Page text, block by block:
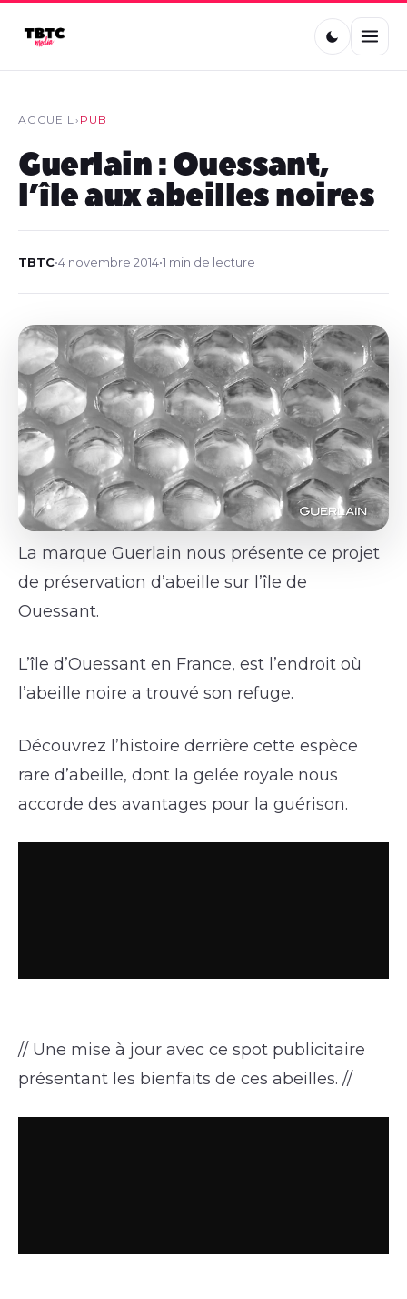
ACCUEIL› PUB
Guerlain : Ouessant,
l’île aux abeilles noires
TBTC•4 novembre 2014•1 min de lecture
La marque Guerlain nous présente ce projet
de préservation d’abeille sur l’île de
Ouessant.
L’île d’Ouessant en France, est l’endroit où
l’abeille noire a trouvé son refuge.
Découvrez l’histoire derrière cette espèce
rare d’abeille, dont la gelée royale nous
accorde des avantages pour la guérison.
// Une mise à jour avec ce spot publicitaire
présentant les bienfaits de ces abeilles. //